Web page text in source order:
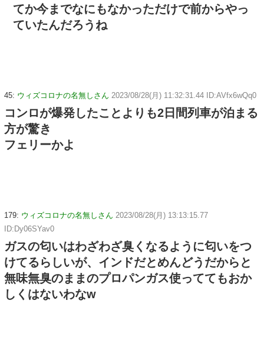
てか今までなにもなかっただけで前からやっ
ていたんだろうね
45: ウィズコロナの名無しさん 2023/08/28(月) 11:32:31.44 ID:AVfx6wQq0
コンロが爆発したことよりも2日間列車が泊まる
方が驚き
フェリーかよ
179: ウィズコロナの名無しさん 2023/08/28(月) 13:13:15.77
ID:Dy06SYav0
ガスの匂いはわざわざ臭くなるように匂いをつ
けてるらしいが、インドだとめんどうだからと
無味無臭のままのプロパンガス使っててもおか
しくはないわなw